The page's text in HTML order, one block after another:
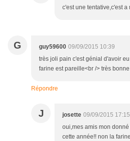
c'est une tentative,c'est a
G guy59600 09/09/2015 10:39
très joli pain c'est génial d'avoir
farine est pareille<br /> très
Répondre
J josette 09/09/2015 17:15
oui,mes amis mon
cette année!! non la